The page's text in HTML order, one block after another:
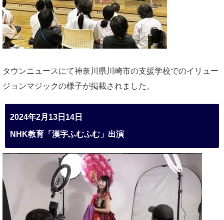
タウンニュースにて神奈川県川崎市の支援学校でのイリュー
ジョンマジックの様子が掲載されました。
2024年2月13日14日
NHK教育「漢字ふむふむ」出演